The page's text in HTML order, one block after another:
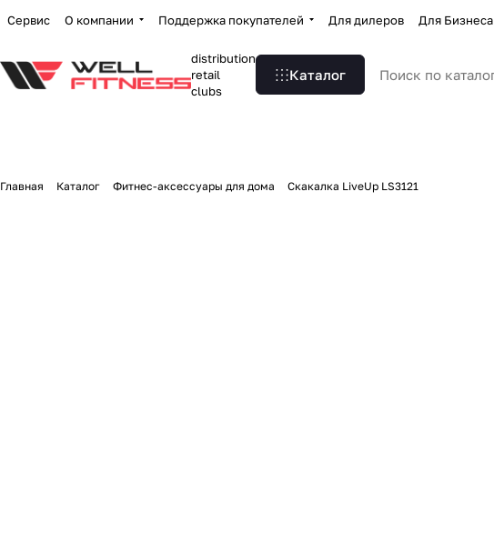
Сервис О компании Поддержка покупателей Для дилеров Для Бизнеса
distribution
retail
clubs
Каталог
Главная Каталог Фитнес-аксессуары для дома Скакалка LiveUp LS3121